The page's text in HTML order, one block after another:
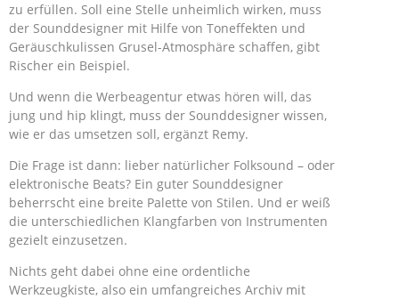
zu erfüllen. Soll eine Stelle unheimlich wirken, muss
der Sounddesigner mit Hilfe von Toneffekten und
Geräuschkulissen Grusel-Atmosphäre schaffen, gibt
Rischer ein Beispiel.
Und wenn die Werbeagentur etwas hören will, das
jung und hip klingt, muss der Sounddesigner wissen,
wie er das umsetzen soll, ergänzt Remy.
Die Frage ist dann: lieber natürlicher Folksound – oder
elektronische Beats? Ein guter Sounddesigner
beherrscht eine breite Palette von Stilen. Und er weiß
die unterschiedlichen Klangfarben von Instrumenten
gezielt einzusetzen.
Nichts geht dabei ohne eine ordentliche
Werkzeugkiste, also ein umfangreiches Archiv mit